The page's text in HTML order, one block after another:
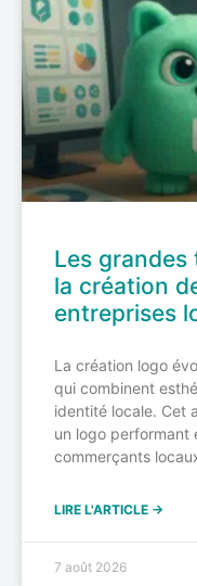
Les
la création
entreprises
La création logo
qui combinent
identité locale. Cet
un logo performant
commerçants
LIRE L'ARTICLE →
7 août 2026